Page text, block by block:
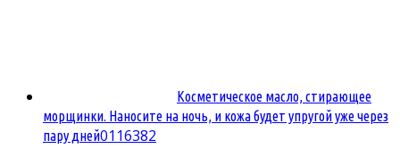
Косметическое масло, стирающее
морщинки. Наносите на ночь, и кожа будет упругой уже через
пару дней0116382